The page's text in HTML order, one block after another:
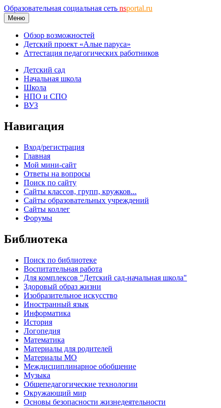
Образовательная социальная сеть nsportal.ru
Меню
Обзор возможностей
Детский проект «Алые паруса»
Аттестация педагогических работников
Детский сад
Начальная школа
Школа
НПО и СПО
ВУЗ
Навигация
Вход/регистрация
Главная
Мой мини-сайт
Ответы на вопросы
Поиск по сайту
Сайты классов, групп, кружков...
Сайты образовательных учреждений
Сайты коллег
Форумы
Библиотека
Поиск по библиотеке
Воспитательная работа
Для комплексов "Детский сад-начальная школа"
Здоровый образ жизни
Изобразительное искусство
Иностранный язык
Информатика
История
Логопедия
Математика
Материалы для родителей
Материалы МО
Междисциплинарное обобщение
Музыка
Общепедагогические технологии
Окружающий мир
Основы безопасности жизнедеятельности